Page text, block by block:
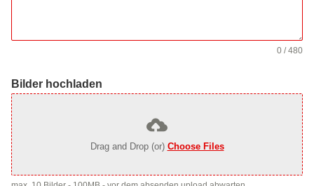
0 / 480
Bilder hochladen
Drag and Drop (or) Choose Files